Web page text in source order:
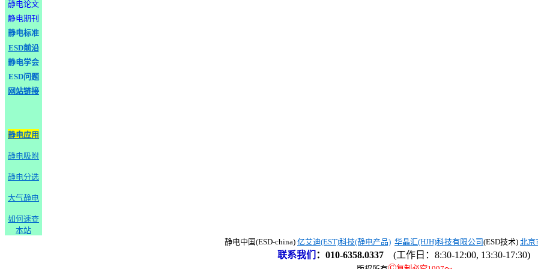
静电论文
静电期刊
静电标准
ESD前沿
静电学会
ESD问题
网站链接
静电应用
静电吸附
静电分选
大气静电
如何速查
本站
静电中国(ESD-china) 亿艾迪(EST)科技(静电产品) 华晶汇(HJH)科技有限公司(ESD技术) 北京
联系我们 ： 010-6358.0337 (工作日：8:30-12:00, 13:30-17:30)